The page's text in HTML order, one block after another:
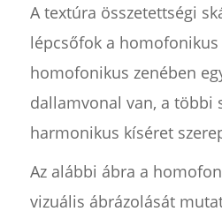
A textúra összetettségi
lépcsőfok a homofonikus
homofonikus zenében
dallamvonal van, a többi
harmonikus kíséret
Az alábbi ábra a
vizuális ábrázolását